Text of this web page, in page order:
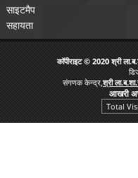
साइटमैप
सहायता
कॉपीराइट © 2020 श्री
संगणक केन्द्र,श्री
आखरी
Total